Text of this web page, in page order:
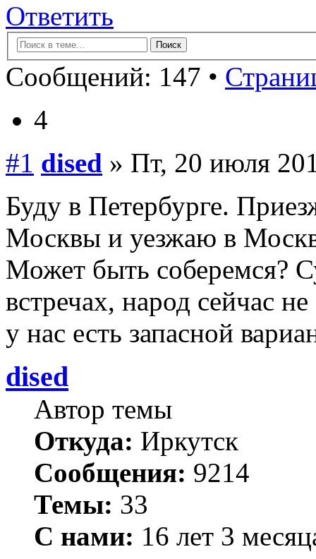
Ответить
Сообщений: 147 •
4
#1 dised » Пт, 20 июля
Буду в Петербурге.
Москвы и уезжаю в
Может быть соберемся?
встречах, народ сейчас
у нас есть запасной
dised
Автор темы
Откуда: Иркутск
Сообщения: 9214
Темы: 33
С нами: 16 лет 3